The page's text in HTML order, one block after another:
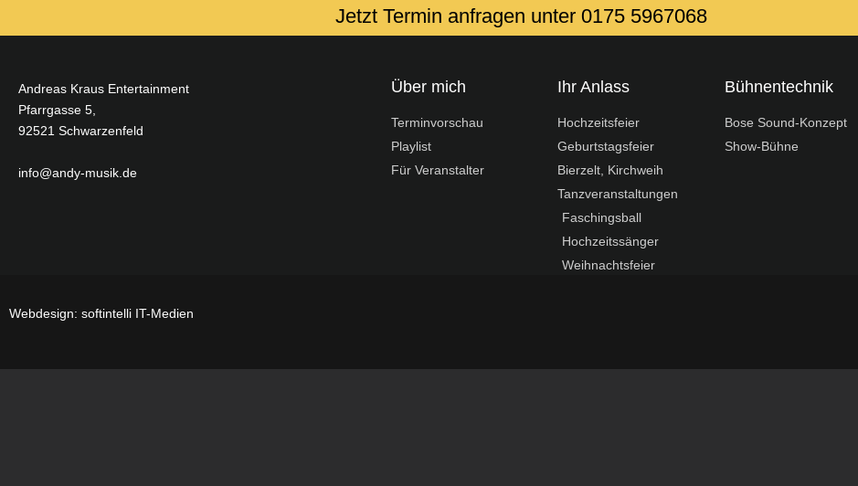
Jetzt Termin anfragen unter ‭0175 5967068‬
Andreas Kraus Entertainment
Pfarrgasse 5,
92521 Schwarzenfeld
info@andy-musik.de
Über mich
Terminvorschau
Playlist
Für Veranstalter
Ihr Anlass
Hochzeitsfeier
Geburtstagsfeier
Bierzelt, Kirchweih
Tanzveranstaltungen
Faschingsball
Hochzeitssänger
Weihnachtsfeier
Bühnentechnik
Bose Sound-Konzept
Show-Bühne
Webdesign: softintelli IT-Medien